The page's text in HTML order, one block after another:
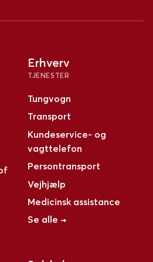
Erhverv
TJENESTER
Tungvogn
Transport
Kundeservice- og
vagttelefon
Persontransport
Vejhjælp
Medicinsk assistance
Se alle →